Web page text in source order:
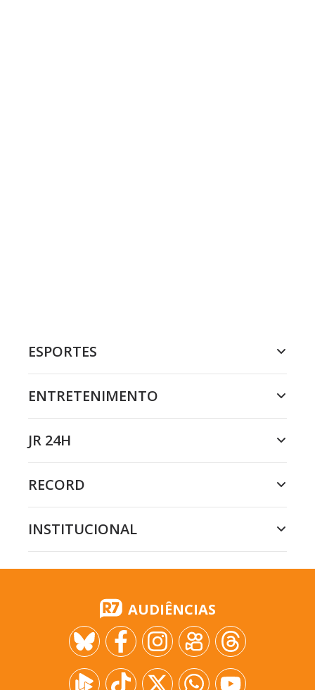
ESPORTES
ENTRETENIMENTO
JR 24H
RECORD
INSTITUCIONAL
AUDIÊNCIAS